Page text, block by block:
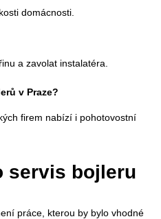
domácnosti.
a zavolat instalatéra.
v Praze?
firem nabízí i pohotovostní
servis bojleru
práce, kterou by bylo vhodné